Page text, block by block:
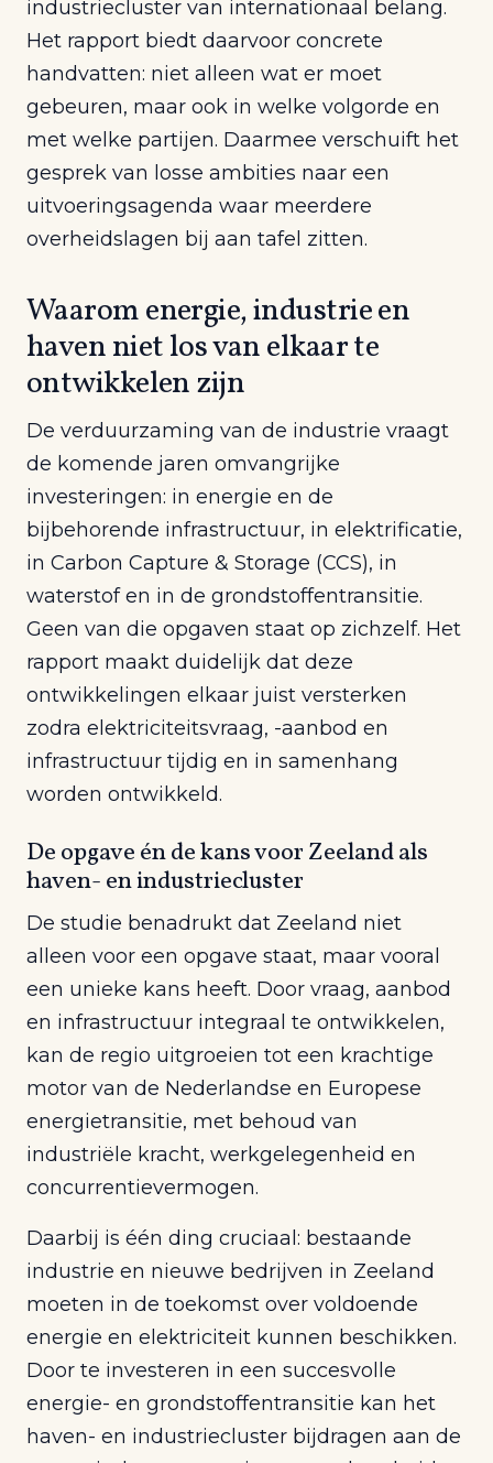
industriecluster van internationaal belang.
Het rapport biedt daarvoor concrete
handvatten: niet alleen wat er moet
gebeuren, maar ook in welke volgorde en
met welke partijen. Daarmee verschuift het
gesprek van losse ambities naar een
uitvoeringsagenda waar meerdere
overheidslagen bij aan tafel zitten.
Waarom energie, industrie en
haven niet los van elkaar te
ontwikkelen zijn
De verduurzaming van de industrie vraagt
de komende jaren omvangrijke
investeringen: in energie en de
bijbehorende infrastructuur, in elektrificatie,
in Carbon Capture & Storage (CCS), in
waterstof en in de grondstoffentransitie.
Geen van die opgaven staat op zichzelf. Het
rapport maakt duidelijk dat deze
ontwikkelingen elkaar juist versterken
zodra elektriciteitsvraag, -aanbod en
infrastructuur tijdig en in samenhang
worden ontwikkeld.
De opgave én de kans voor Zeeland als
haven- en industriecluster
De studie benadrukt dat Zeeland niet
alleen voor een opgave staat, maar vooral
een unieke kans heeft. Door vraag, aanbod
en infrastructuur integraal te ontwikkelen,
kan de regio uitgroeien tot een krachtige
motor van de Nederlandse en Europese
energietransitie, met behoud van
industriële kracht, werkgelegenheid en
concurrentievermogen.
Daarbij is één ding cruciaal: bestaande
industrie en nieuwe bedrijven in Zeeland
moeten in de toekomst over voldoende
energie en elektriciteit kunnen beschikken.
Door te investeren in een succesvolle
energie- en grondstoffentransitie kan het
haven- en industriecluster bijdragen aan de